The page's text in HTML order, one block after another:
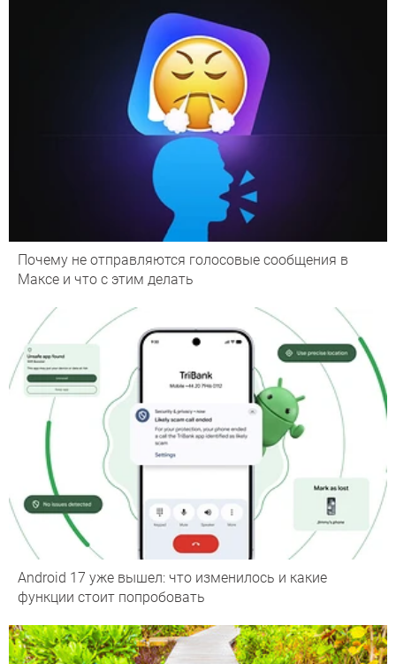
Почему не отправляются голосовые сообщения в
Максе и что с этим делать
Android 17 уже вышел: что изменилось и какие
функции стоит попробовать